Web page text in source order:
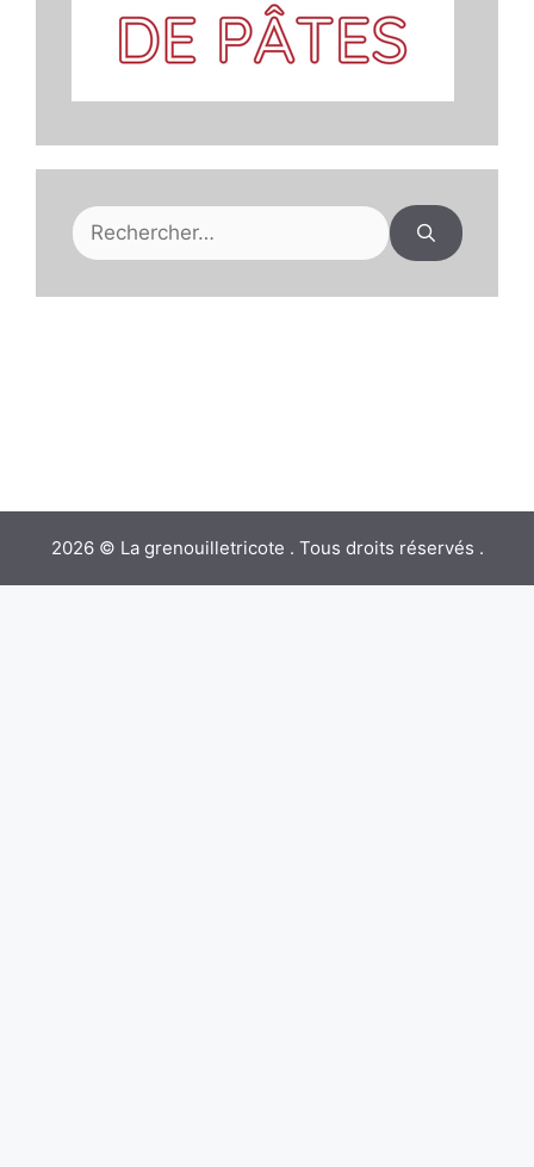
Rechercher :
2026 © La grenouilletricote . Tous droits réservés .